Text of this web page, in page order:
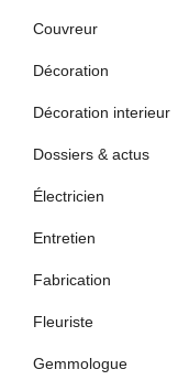
Couvreur
Décoration
Décoration interieur
Dossiers & actus
Électricien
Entretien
Fabrication
Fleuriste
Gemmologue